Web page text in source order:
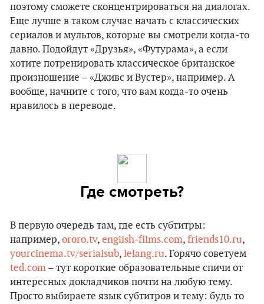
поэтому сможете сконцентрироваться на диалогах.
Еще лучше в таком случае начать с классических
сериалов и мультов, которые вы смотрели когда-то
давно. Подойдут «Друзья», «Футурама», а если
хотите потренировать классическое британское
произношение – «Дживс и Вустер», например. А
вообще, начните с того, что вам когда-то очень
нравилось в переводе.
Где смотреть?
В первую очередь там, где есть субтитры:
например, ororo.tv, english-films.com, friends10.ru,
yourcinema.tv/serialsub, lelang.ru. Горячо советуем
ted.com – тут короткие образовательные спичи от
интересных докладчиков почти на любую тему.
Просто выбираете язык субтитров и тему: будь то